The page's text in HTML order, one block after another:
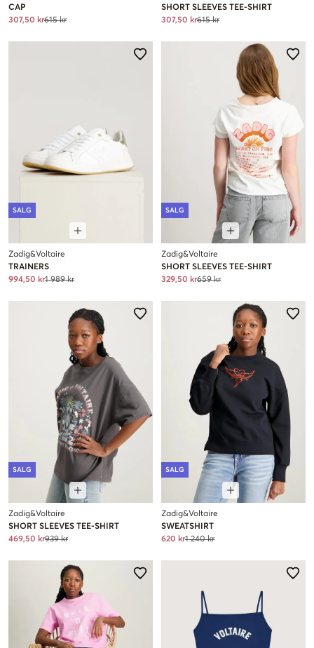
CAP
307,50 kr615 kr
SHORT SLEEVES TEE-SHIRT
307,50 kr615 kr
SALG
Zadig&Voltaire
TRAINERS
994,50 kr1 989 kr
SALG
Zadig&Voltaire
SHORT SLEEVES TEE-SHIRT
329,50 kr659 kr
SALG
Zadig&Voltaire
SHORT SLEEVES TEE-SHIRT
469,50 kr939 kr
SALG
Zadig&Voltaire
SWEATSHIRT
620 kr1 240 kr